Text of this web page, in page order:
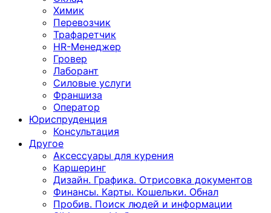
Химик
Перевозчик
Трафаретчик
HR-Менеджер
Гровер
Лаборант
Силовые услуги
Франшиза
Оператор
Юриспруденция
Консультация
Другoе
Аксессуары для курения
Каршеринг
Дизайн. Графика. Отрисовка документов
Финансы. Карты. Кошельки. Обнал
Пробив. Поиск людей и информации